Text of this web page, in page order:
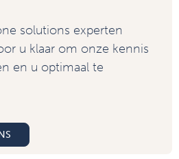
solutions experten
u klaar om onze kennis
en u optimaal te